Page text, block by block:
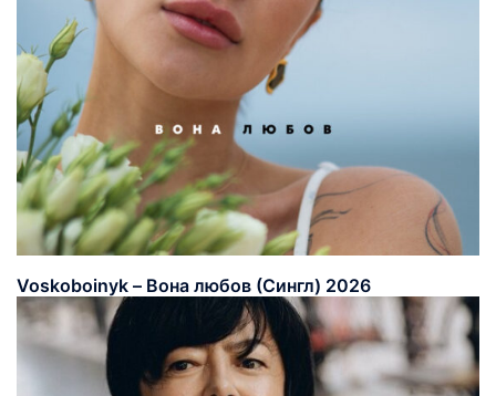
Voskoboinyk – Вона любов (Сингл) 2026